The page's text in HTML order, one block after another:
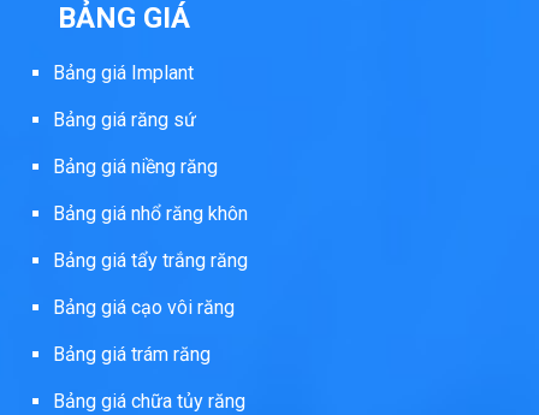
BẢNG GIÁ
Bảng giá Implant
Bảng giá răng sứ
Bảng giá niềng răng
Bảng giá nhổ răng khôn
Bảng giá tẩy trắng răng
Bảng giá cạo vôi răng
Bảng giá trám răng
Bảng giá chữa tủy răng